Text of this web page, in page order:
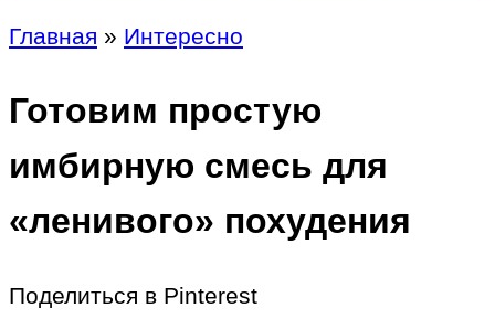
Главная » Интересно
Готовим простую
имбирную смесь для
«ленивого» похудения
Поделиться в Pinterest